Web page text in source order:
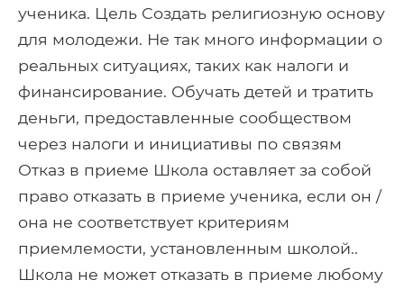
ученика. Цель Создать религиозную основу
для молодежи. Не так много информации о
реальных ситуациях, таких как налоги и
финансирование. Обучать детей и тратить
деньги, предоставленные сообществом
через налоги и инициативы по связям
Отказ в приеме Школа оставляет за собой
право отказать в приеме ученика, если он /
она не соответствует критериям
приемлемости, установленным школой..
Школа не может отказать в приеме любому